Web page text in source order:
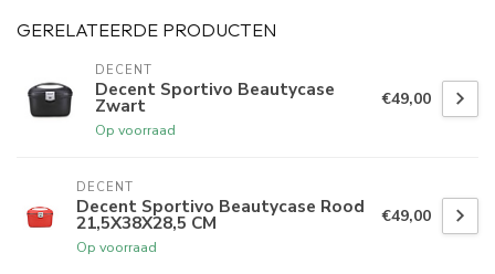
GERELATEERDE PRODUCTEN
DECENT
Decent Sportivo Beautycase
Zwart
Op voorraad
€49,00
DECENT
Decent Sportivo Beautycase Rood
21,5X38X28,5 CM
Op voorraad
€49,00